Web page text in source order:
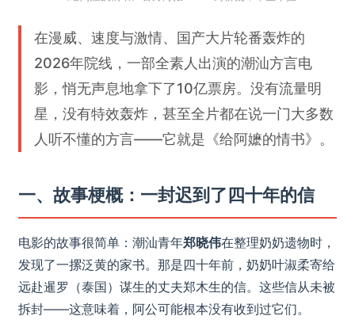
在漫威、速度与激情、国产大片轮番轰炸的
2026年院线，一部全素人出演的潮汕方言电
影，悄无声息地拿下了10亿票房。没有流量明
星，没有特效轰炸，甚至全片都在说一门大多数
人听不懂的方言——它就是《给阿嬷的情书》。
一、故事梗概：一封迟到了四十年的信
电影的故事很简单：潮汕青年郑晓伟在整理奶奶遗物时，
发现了一摞泛黄的家书。那是四十年前，奶奶叶淑柔寄给
远赴暹罗（泰国）谋生的丈夫郑木生的信。这些信从未被
拆封——这意味着，阿公可能根本没有收到过它们。